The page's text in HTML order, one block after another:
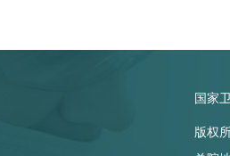
国家
版权